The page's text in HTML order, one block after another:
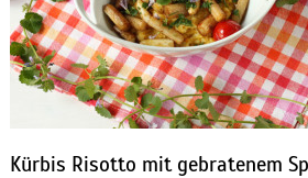
Kürbis Risotto mit gebratenem